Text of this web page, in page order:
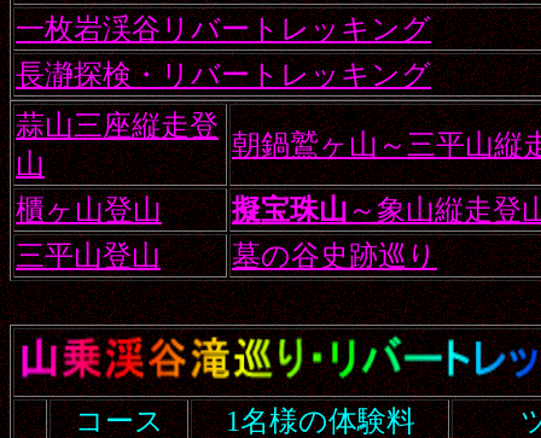
一枚岩渓谷リバートレッキング
長瀞探検・リバートレッキング
蒜山三座縦走登
山
朝鍋鷲ヶ山～三平山縦
櫃ヶ山登山 擬宝珠山～象山縦走登
三平山登山
墓の谷史跡巡り
コース 1名様の体験料